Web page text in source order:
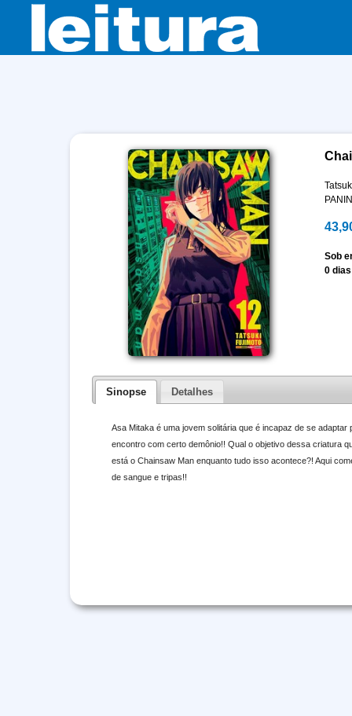
Sob
0 dias
Sinopse Detalhes
Asa Mitaka é uma jovem solitária que é incapaz de se
encontro com certo demônio!! Qual o objetivo dessa criatura
está o Chainsaw Man enquanto tudo isso acontece?! Aqui
de sangue e tripas!!